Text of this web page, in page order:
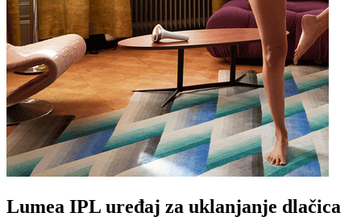
Lumea IPL uređaj za uklanjanje dlačica